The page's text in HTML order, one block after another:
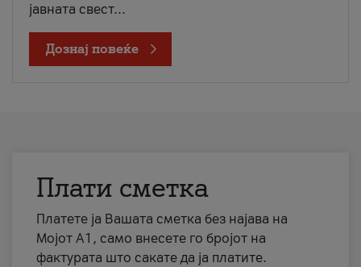
јавната свест...
Дознај повеќе
Плати сметка
Платете ја Вашата сметка без најава на
Мојот А1, само внесете го бројот на
фактурата што сакате да ја платите.